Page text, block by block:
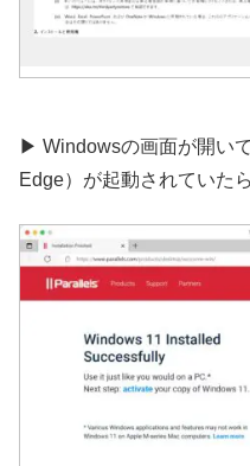
▶︎ Windowsの画面が開い
Edge）が起動されていた